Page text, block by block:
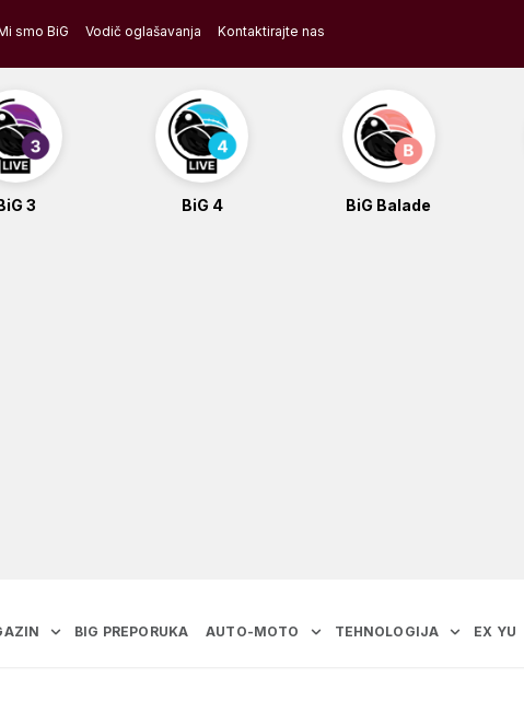
smo BiG Vodič oglašavanja Kontaktirajte nas
3 BiG 4 BiG Balade
BIG PREPORUKA AUTO-MOTO TEHNOLOGIJA EX YU